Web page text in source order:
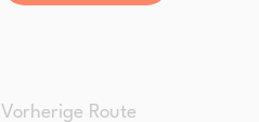
Vorherige Route